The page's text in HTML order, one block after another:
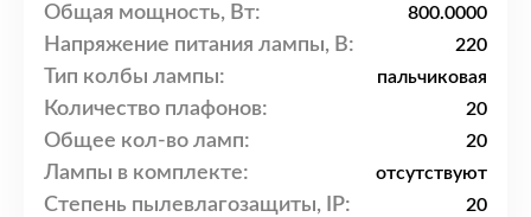
Общая мощность, Вт: 800.0000
Напряжение питания лампы, В: 220
Тип колбы лампы: пальчиковая
Количество плафонов: 20
Общее кол-во ламп: 20
Лампы в комплекте: отсутствуют
Степень пылевлагозащиты, IP: 20